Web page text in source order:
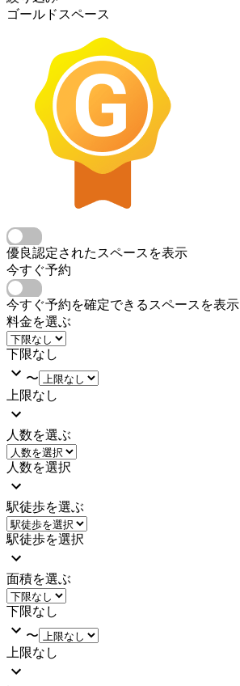
ゴールドスペース
優良認定されたスペースを表示
今すぐ予約
今すぐ予約を確定できるスペースを表示
料金を選ぶ
下限なし
〜
上限なし
人数を選ぶ
人数を選択
駅徒歩を選ぶ
駅徒歩を選択
面積を選ぶ
下限なし
〜
上限なし